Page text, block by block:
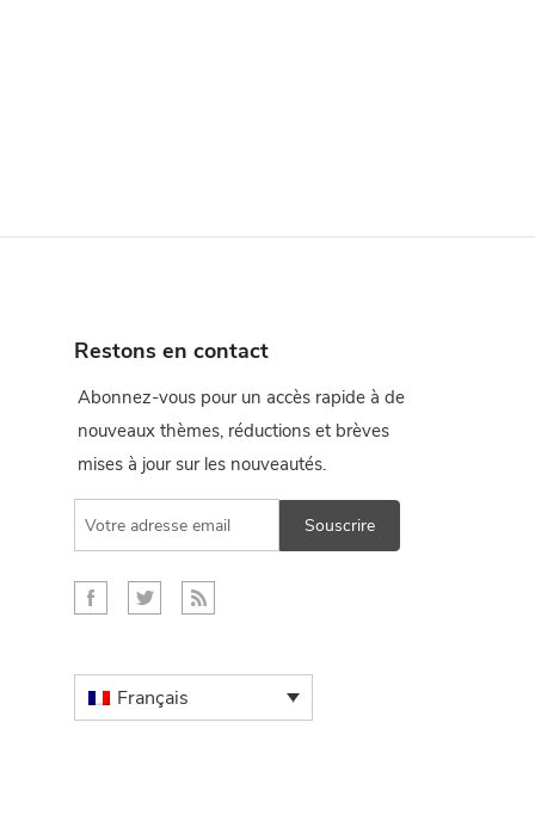
Restons en contact
Abonnez-vous pour un accès rapide à de
nouveaux thèmes, réductions et brèves
mises à jour sur les nouveautés.
Souscrire
Français